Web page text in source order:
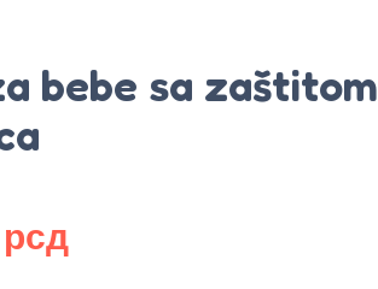
bebe sa zaštitom
рсд